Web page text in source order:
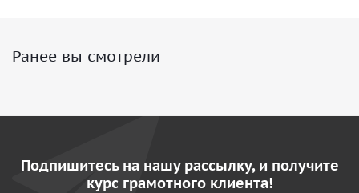
Ранее вы смотрели
Подпишитесь на нашу рассылку, и получите
курс грамотного клиента!